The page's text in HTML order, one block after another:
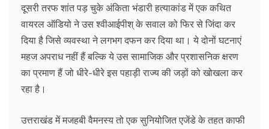
दूसरी तरफ शांत पड़ चुके अंकिता भंडारी हत्याकांड में एक कथित
वायरल ऑडियो ने उस श्वीआईपीश् के सवाल को फिर से जिंदा कर
दिया है जिसे व्यवस्था ने लगभग दफन कर दिया था। ये दोनों घटनाएं
महज अपराध नहीं हैं बल्कि ये उस सामाजिक और प्रशासनिक क्षरण
का प्रमाण हैं जो धीरे-धीरे इस पहाड़ी राज्य की जड़ों को खोखला कर
रहा है।
उत्तराखंड में मजहबी वैमनस्य तो एक सुनियोजित एजेंडे के तहत काफी